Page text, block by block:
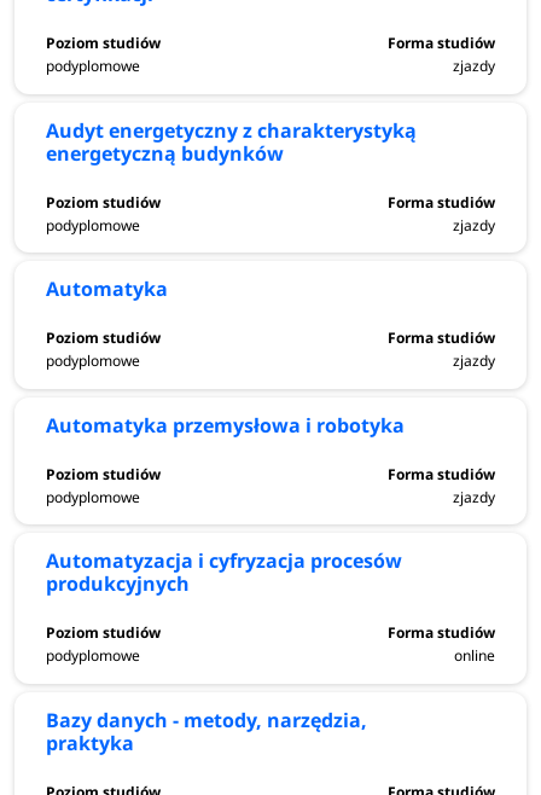
podyplomowe zjazdy
Audyt energetyczny z charakterystyką
energetyczną budynków
podyplomowe zjazdy
Automatyka
podyplomowe zjazdy
Automatyka przemysłowa i robotyka
podyplomowe zjazdy
Automatyzacja i cyfryzacja procesów
produkcyjnych
podyplomowe online
Bazy danych - metody, narzędzia,
praktyka